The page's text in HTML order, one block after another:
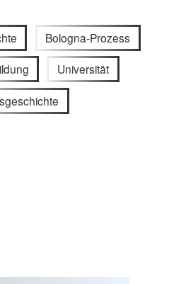
Bologna-Prozess
Universität